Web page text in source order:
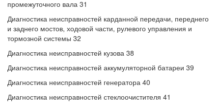
промежуточного вала 31
Диагностика неисправностей карданной передачи, переднего
и заднего мостов, ходовой части, рулевого управления и
тормозной системы 32
Диагностика неисправностей кузова 38
Диагностика неисправностей аккумуляторной батареи 39
Диагностика неисправностей генератора 40
Диагностика неисправностей стеклоочистителя 41